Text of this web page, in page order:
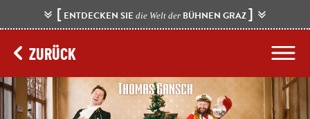
[ ENTDECKEN SIE die Welt der BÜHNEN GRAZ]
ZURÜCK